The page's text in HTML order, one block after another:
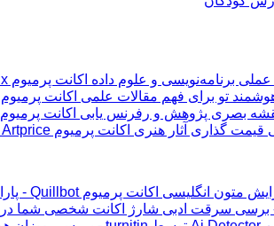
اکانت پرمیوم LabEx - پلتفرم آموزش عملی برنامه‌نویسی و علوم داده
اکانت پرمیوم Explainpaper - همراه هوشمند تو برای فهم مقالات علمی
اکانت پرمیوم Connected Papers - نقشه بصری پژوهش و رفرنس یابی
اکانت پرمیوم Artprice - دیتابیس جهانی قیمت ‌گذاری آثار هنری
اکانت پرمیوم Quillbot - پارافریز و ویرایش متون انگلیسی
شارژ اکانت شخصی شما در Turnitin - برسی سرقت ادبی